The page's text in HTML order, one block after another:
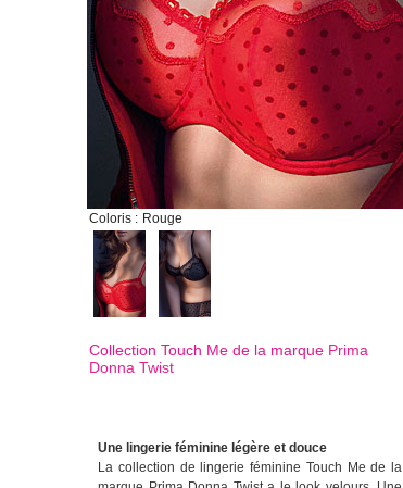
Coloris : Rouge
Collection Touch Me de la marque Prima
Donna Twist
Une lingerie féminine légère et douce
La collection de lingerie féminine Touch Me de la